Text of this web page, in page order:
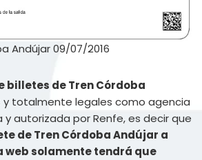
Andújar 09/07/2016
billetes de Tren Córdoba
y totalmente legales como agencia
y autorizada por Renfe, es decir que
de Tren Córdoba Andújar a
web solamente tendrá que